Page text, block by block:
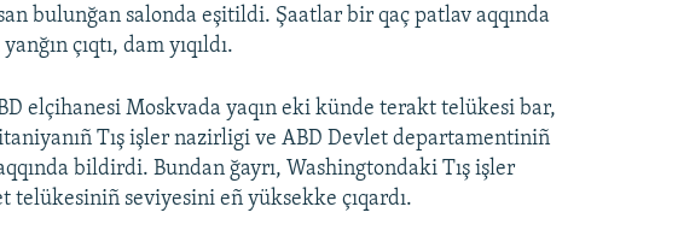
bulunğan salonda eşitildi. Şaatlar bir qaç patlav aqqında
çıqtı, dam yıqıldı.
elçihanesi Moskvada yaqın eki künde terakt telükesi bar,
Tış işler nazirligi ve ABD Devlet departamentiniñ
bildirdi. Bundan ğayrı, Washingtondaki Tış işler
telükesiniñ seviyesini eñ yüksekke çıqardı.